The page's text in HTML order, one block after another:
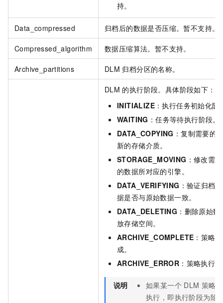
持。
Data_compressed 归档后的数据是否压缩。暂不支持。
Compressed_algorithm 数据压缩算法。暂不支持。
Archive_partitions DLM 归档分区的名称。
DLM 的执行阶段。具体阶段如下：
INITIALIZE ：执行任务初始化阶
WAITING ：任务等待执行阶段。
DATA_COPYING ：复制需要的
新的存储介质。
STORAGE_MOVING ：修改需
的数据所对应的引擎。
DATA_VERIFYING ：验证归档
据是否与原始数据一致。
DATA_DELETING ：删除原始
放存储空间。
ARCHIVE_COMPLETE ：策略
成。
ARCHIVE_ERROR ：策略执行
说明 如果某一个 DLM 策略
执行，即执行阶段为除